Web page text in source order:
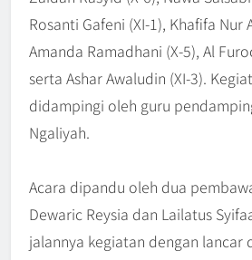
Rosanti Gafeni (XI-1), Khafifa Nur
Amanda Ramadhani (X-5), Al
serta Ashar Awaludin (XI-3).
didampingi oleh guru
Ngaliyah.
Acara dipandu oleh dua
Dewaric Reysia dan Lailatus
jalannya kegiatan dengan lancar